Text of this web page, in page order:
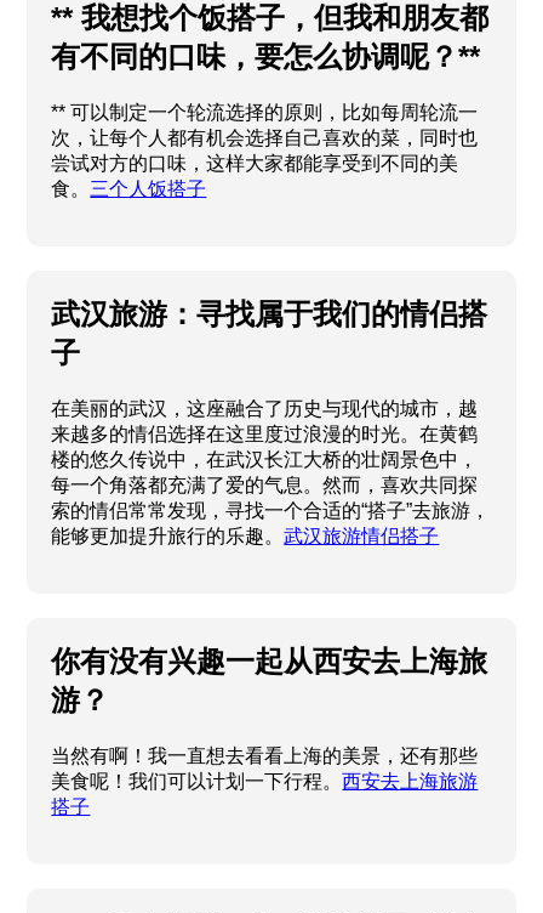
** 我想找个饭搭子，但我和朋友都
有不同的口味，要怎么协调呢？**
** 可以制定一个轮流选择的原则，比如每周轮流一
次，让每个人都有机会选择自己喜欢的菜，同时也
尝试对方的口味，这样大家都能享受到不同的美
食。 三个人饭搭子
武汉旅游：寻找属于我们的情侣搭
子
在美丽的武汉，这座融合了历史与现代的城市，越
来越多的情侣选择在这里度过浪漫的时光。在黄鹤
楼的悠久传说中，在武汉长江大桥的壮阔景色中，
每一个角落都充满了爱的气息。然而，喜欢共同探
索的情侣常常发现，寻找一个合适的“搭子”去旅游，
能够更加提升旅行的乐趣。武汉旅游情侣搭子
你有没有兴趣一起从西安去上海旅
游？
当然有啊！我一直想去看看上海的美景，还有那些
美食呢！我们可以计划一下行程。西安去上海旅游
搭子